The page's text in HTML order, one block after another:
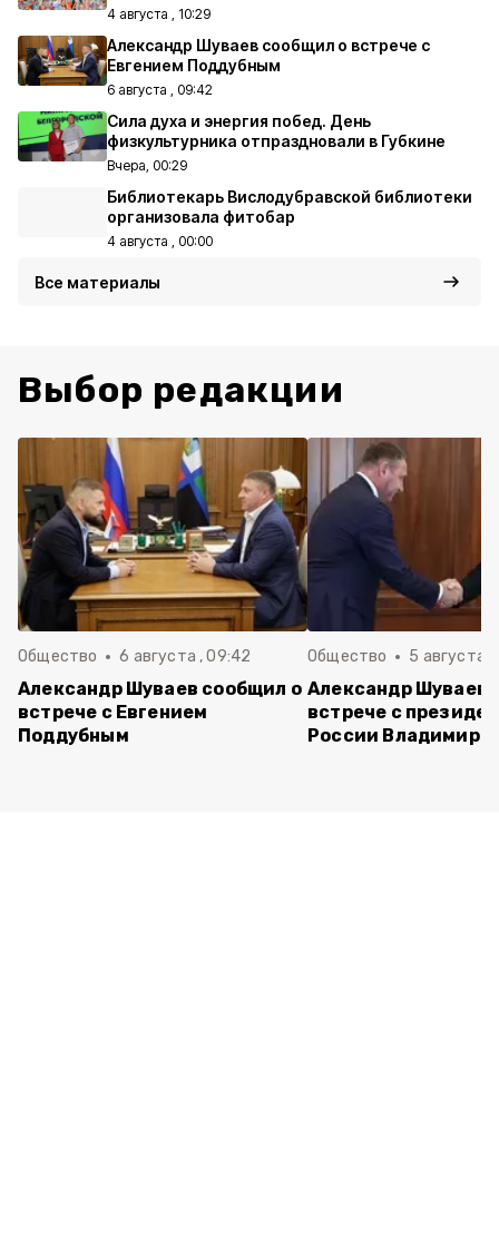
4 августа , 10:29
Александр Шуваев сообщил о встрече с
Евгением Поддубным
6 августа , 09:42
Сила духа и энергия побед. День
физкультурника отпраздновали в Губкине
Вчера, 00:29
Библиотекарь Вислодубравской библиотеки
организовала фитобар
4 августа , 00:00
Все материалы
Выбор редакции
Общество 6 августа , 09:42
Александр Шуваев сообщил о
встрече с Евгением
Поддубным
Общество 5 августа ,
Александр Шуваев
встрече с
России